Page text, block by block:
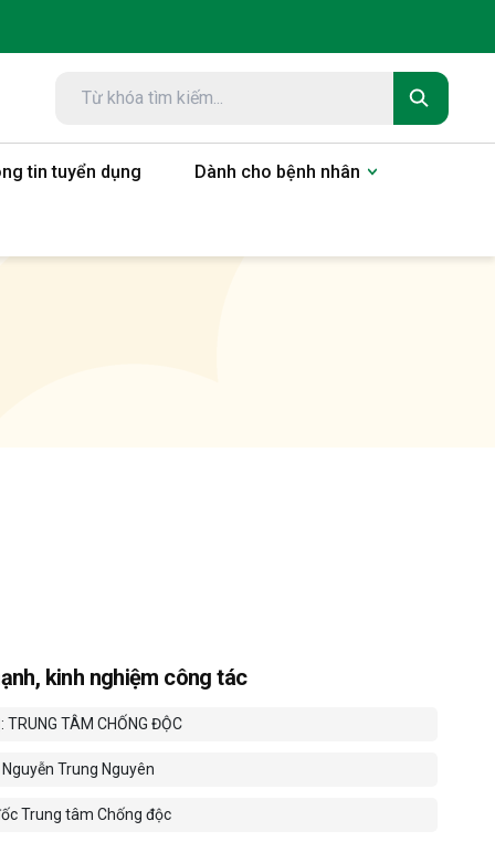
tin tuyển dụng Dành cho bệnh nhân
kinh nghiệm công tác
TRUNG TÂM CHỐNG ĐỘC
Nguyễn Trung Nguyên
Trung tâm Chống độc